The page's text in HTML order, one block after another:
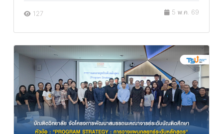
127 5 พ.ค. 69